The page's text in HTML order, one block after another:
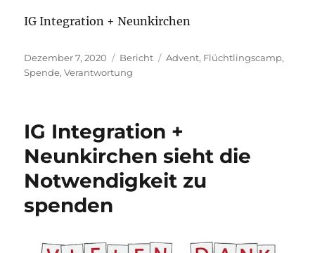
IG Integration + Neunkirchen
Veröffentlicht
am
Dezember 7, 2020 Kategorien
Bericht Schlagwörter
Advent, Flüchtlingscamp,
Spende,Verantwortung
IG Integration +
Neunkirchen sieht die
Notwendigkeit zu
spenden